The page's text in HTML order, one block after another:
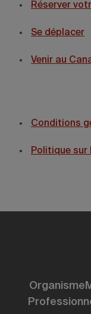
Réserver
Se déplacer
Venir au
Conditions
Politique sur
Organisme